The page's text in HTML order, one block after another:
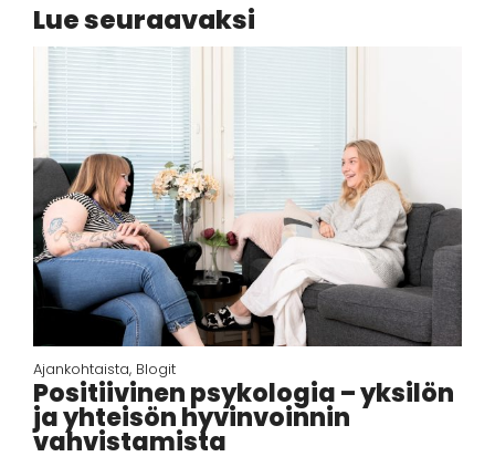
Lue seuraavaksi
Ajankohtaista, Blogit
Positiivinen psykologia – yksilön
ja yhteisön hyvinvoinnin
vahvistamista